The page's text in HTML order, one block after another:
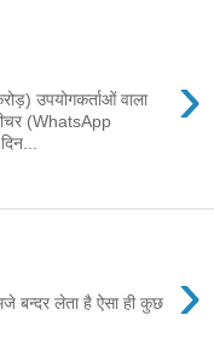
›
उपयोगकर्ताओं वाला
(WhatsApp
›
बन्दर लेता है ऐसा ही कुछ